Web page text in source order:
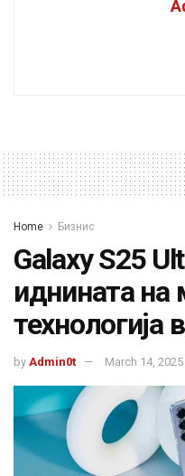
Home Бизнис
Galaxy S25
иднината на
технологија
by Admin0t March 14, 2025